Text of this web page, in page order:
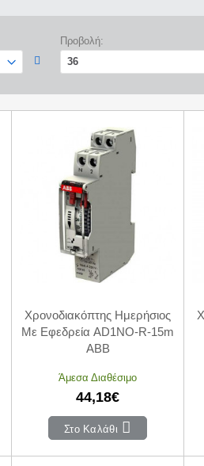
Προβολή:
Χρονοδιακόπτης Ημερήσιος
Mε Εφεδρεία AD1NO-R-15m
ABB
Άμεσα Διαθέσιμο
44,18€
Στο Καλάθι